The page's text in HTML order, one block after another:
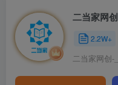
二当家网创
2.2W+